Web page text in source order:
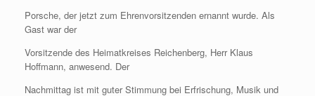
Porsche, der jetzt zum Ehrenvorsitzenden ernannt wurde. Als
Gast war der
Vorsitzende des Heimatkreises Reichenberg, Herr Klaus
Hoffmann, anwesend. Der
Nachmittag ist mit guter Stimmung bei Erfrischung, Musik und